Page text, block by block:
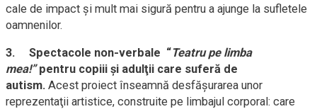
cale de impact şi mult mai sigură pentru a ajunge la sufletele
oamnenilor.
3. Spectacole non-verbale “Teatru pe limba
mea!”pentru copiii şi adulţii care suferă de
autism. Acest proiect înseamnă desfăşurarea unor
reprezentaţii artistice, construite pe limbajul corporal: care